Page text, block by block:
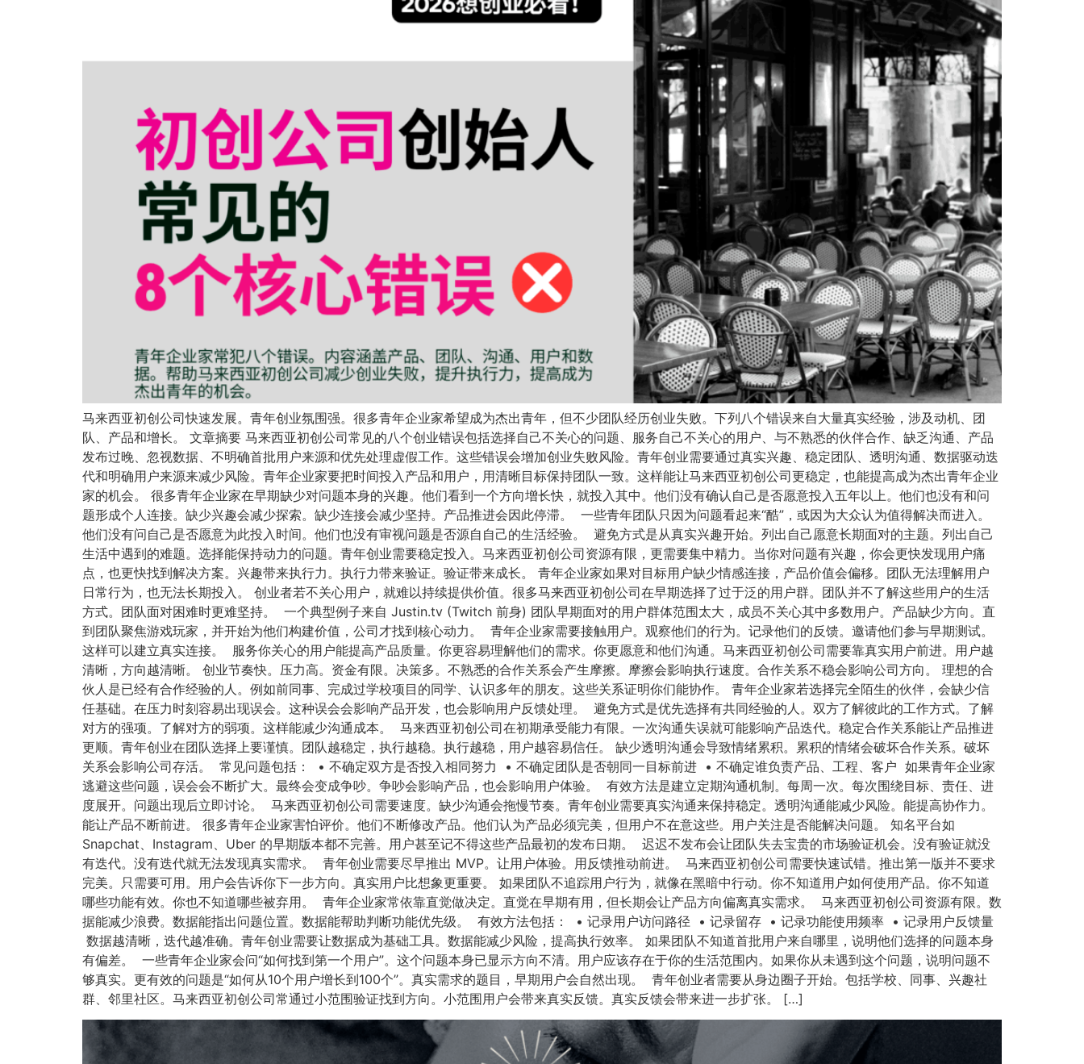
马来西亚初创公司快速发展。青年创业氛围强。很多青年企业家希望成为杰出青年，但不少团队经历创业失败。下列八个错误来自大量真实经验，涉及动机、团
队、产品和增长。 文章摘要 马来西亚初创公司常见的八个创业错误包括选择自己不关心的问题、服务自己不关心的用户、与不熟悉的伙伴合作、缺乏沟通、产品
发布过晚、忽视数据、不明确首批用户来源和优先处理虚假工作。这些错误会增加创业失败风险。青年创业需要通过真实兴趣、稳定团队、透明沟通、数据驱动迭
代和明确用户来源来减少风险。青年企业家要把时间投入产品和用户，用清晰目标保持团队一致。这样能让马来西亚初创公司更稳定，也能提高成为杰出青年企业
家的机会。 很多青年企业家在早期缺少对问题本身的兴趣。他们看到一个方向增长快，就投入其中。他们没有确认自己是否愿意投入五年以上。他们也没有和问
题形成个人连接。缺少兴趣会减少探索。缺少连接会减少坚持。产品推进会因此停滞。 一些青年团队只因为问题看起来“酷”，或因为大众认为值得解决而进入。
他们没有问自己是否愿意为此投入时间。他们也没有审视问题是否源自自己的生活经验。 避免方式是从真实兴趣开始。列出自己愿意长期面对的主题。列出自己
生活中遇到的难题。选择能保持动力的问题。青年创业需要稳定投入。马来西亚初创公司资源有限，更需要集中精力。当你对问题有兴趣，你会更快发现用户痛
点，也更快找到解决方案。兴趣带来执行力。执行力带来验证。验证带来成长。 青年企业家如果对目标用户缺少情感连接，产品价值会偏移。团队无法理解用户
日常行为，也无法长期投入。 创业者若不关心用户，就难以持续提供价值。很多马来西亚初创公司在早期选择了过于泛的用户群。团队并不了解这些用户的生活
方式。团队面对困难时更难坚持。 一个典型例子来自 Justin.tv (Twitch 前身) 团队早期面对的用户群体范围太大，成员不关心其中多数用户。产品缺少方向。直
到团队聚焦游戏玩家，并开始为他们构建价值，公司才找到核心动力。 青年企业家需要接触用户。观察他们的行为。记录他们的反馈。邀请他们参与早期测试。
这样可以建立真实连接。 服务你关心的用户能提高产品质量。你更容易理解他们的需求。你更愿意和他们沟通。马来西亚初创公司需要靠真实用户前进。用户越
清晰，方向越清晰。 创业节奏快。压力高。资金有限。决策多。不熟悉的合作关系会产生摩擦。摩擦会影响执行速度。合作关系不稳会影响公司方向。 理想的合
伙人是已经有合作经验的人。例如前同事、完成过学校项目的同学、认识多年的朋友。这些关系证明你们能协作。 青年企业家若选择完全陌生的伙伴，会缺少信
任基础。在压力时刻容易出现误会。这种误会会影响产品开发，也会影响用户反馈处理。 避免方式是优先选择有共同经验的人。双方了解彼此的工作方式。了解
对方的强项。了解对方的弱项。这样能减少沟通成本。 马来西亚初创公司在初期承受能力有限。一次沟通失误就可能影响产品迭代。稳定合作关系能让产品推进
更顺。青年创业在团队选择上要谨慎。团队越稳定，执行越稳。执行越稳，用户越容易信任。 缺少透明沟通会导致情绪累积。累积的情绪会破坏合作关系。破坏
关系会影响公司存活。 常见问题包括： • 不确定双方是否投入相同努力 • 不确定团队是否朝同一目标前进 • 不确定谁负责产品、工程、客户 如果青年企业家
逃避这些问题，误会会不断扩大。最终会变成争吵。争吵会影响产品，也会影响用户体验。 有效方法是建立定期沟通机制。每周一次。每次围绕目标、责任、进
度展开。问题出现后立即讨论。 马来西亚初创公司需要速度。缺少沟通会拖慢节奏。青年创业需要真实沟通来保持稳定。透明沟通能减少风险。能提高协作力。
能让产品不断前进。 很多青年企业家害怕评价。他们不断修改产品。他们认为产品必须完美，但用户不在意这些。用户关注是否能解决问题。 知名平台如
Snapchat、Instagram、Uber 的早期版本都不完善。用户甚至记不得这些产品最初的发布日期。 迟迟不发布会让团队失去宝贵的市场验证机会。没有验证就没
有迭代。没有迭代就无法发现真实需求。 青年创业需要尽早推出 MVP。让用户体验。用反馈推动前进。 马来西亚初创公司需要快速试错。推出第一版并不要求
完美。只需要可用。用户会告诉你下一步方向。真实用户比想象更重要。 如果团队不追踪用户行为，就像在黑暗中行动。你不知道用户如何使用产品。你不知道
哪些功能有效。你也不知道哪些被弃用。 青年企业家常依靠直觉做决定。直觉在早期有用，但长期会让产品方向偏离真实需求。 马来西亚初创公司资源有限。数
据能减少浪费。数据能指出问题位置。数据能帮助判断功能优先级。 有效方法包括： • 记录用户访问路径 • 记录留存 • 记录功能使用频率 • 记录用户反馈量
数据越清晰，迭代越准确。青年创业需要让数据成为基础工具。数据能减少风险，提高执行效率。 如果团队不知道首批用户来自哪里，说明他们选择的问题本身
有偏差。 一些青年企业家会问“如何找到第一个用户”。这个问题本身已显示方向不清。用户应该存在于你的生活范围内。如果你从未遇到这个问题，说明问题不
够真实。更有效的问题是“如何从10个用户增长到100个”。真实需求的题目，早期用户会自然出现。 青年创业者需要从身边圈子开始。包括学校、同事、兴趣社
群、邻里社区。马来西亚初创公司常通过小范围验证找到方向。小范围用户会带来真实反馈。真实反馈会带来进一步扩张。 […]